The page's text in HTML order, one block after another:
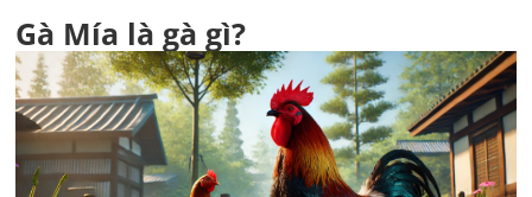
Gà Mía là gà gì?